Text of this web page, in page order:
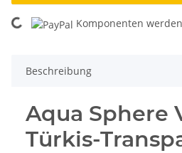
Loading... Komponenten
Beschreibung
Aqua Sphere
Türkis-